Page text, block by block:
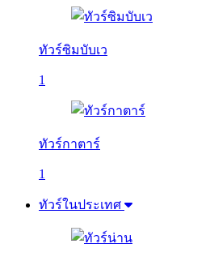
ทัวร์ซิมบับเว
1
ทัวร์กาตาร์
1
ทัวร์ในประเทศ